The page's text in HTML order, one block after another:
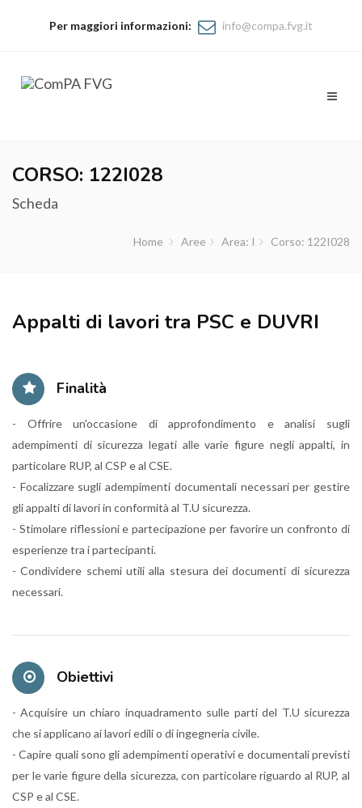
Per maggiori informazioni: info@compa.fvg.it
Toggle
CORSO: 122I028
Scheda
Home Aree Area: I Corso: 122I028
Appalti di lavori tra PSC e DUVRI
Finalità
- Offrire un'occasione di approfondimento e analisi sugli
adempimenti di sicurezza legati alle varie figure negli appalti, in
particolare RUP, al CSP e al CSE.
- Focalizzare sugli adempimenti documentali necessari per gestire
gli appalti di lavori in conformità al T.U sicurezza.
- Stimolare riflessioni e partecipazione per favorire un confronto di
esperienze tra i partecipanti.
- Condividere schemi utili alla stesura dei documenti di sicurezza
necessari.
Obiettivi
- Acquisire un chiaro inquadramento sulle parti del T.U sicurezza
che si applicano ai lavori edili o di ingegneria civile.
- Capire quali sono gli adempimenti operativi e documentali previsti
per le varie figure della sicurezza, con particolare riguardo al RUP, al
CSP e al CSE.